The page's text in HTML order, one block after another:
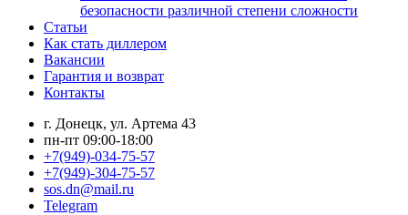
безопасности различной степени сложности
Статьи
Как стать диллером
Вакансии
Гарантия и возврат
Контакты
г. Донецк, ул. Артема 43
пн-пт 09:00-18:00
+7(949)-034-75-57
+7(949)-304-75-57
sos.dn@mail.ru
Telegram